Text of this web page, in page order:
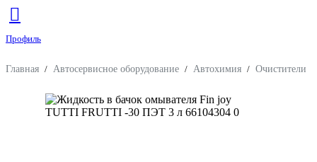
Профиль
Главная / Автосервисное оборудование / Автохимия / Очистители